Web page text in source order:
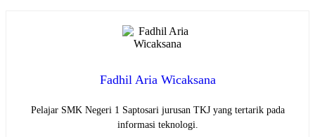
Fadhil Aria Wicaksana
Pelajar SMK Negeri 1 Saptosari jurusan TKJ yang tertarik pada
informasi teknologi.